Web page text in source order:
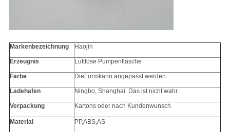
Markenbezeichnung Haojin
Erzeugnis Luftlose Pumpenflasche
Farbe Die Formkann angepasst werden
Ladehafen Ningbo, Shanghai. Das ist nicht wahr.
Verpackung Kartons oder nach Kundenwunsch
Material PP,ABS,AS